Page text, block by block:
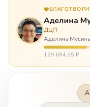
Аделина
ДЦП
Аделина
церебральный
коляске.
129 684,65 ₽